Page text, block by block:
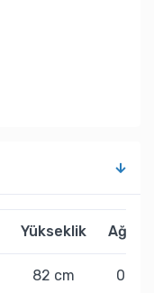
Yükseklik Ağırlık
82 cm 0 kg